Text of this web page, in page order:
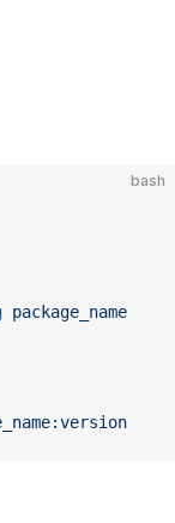
bash
package_name